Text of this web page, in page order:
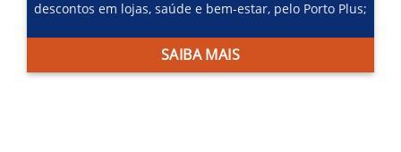
descontos em lojas, saúde e bem-estar, pelo Porto Plus;
SAIBA MAIS